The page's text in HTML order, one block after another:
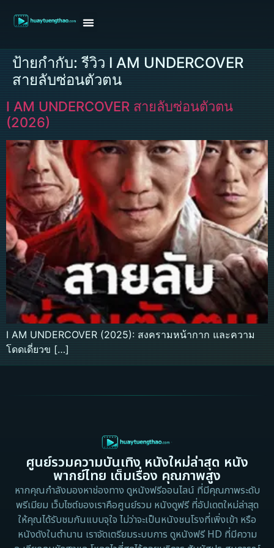
ป้ายกำกับ: รีวิว I AM UNDERCOVER
สายลับซ่อนตัวตน
I AM UNDERCOVER สายลับซ่อนตัวตน
(2026)
I AM UNDERCOVER (2025): สงครามหน้ากาก และความ
โดดเดี่ยวข […]
ศูนย์รวมความบันเทิง หนังใหม่ล่าสุด หนัง
พากย์ไทย เต็มเรื่อง คุณภาพสูง
หากคุณกำลังมองหาช่องทาง ดูหนังฟรีออนไลน์ ที่มีคุณภาพระดับ
พรีเมียม เว็บไซต์ของเราคือศูนย์รวม หนังดูฟรี ที่อัปเดตใหม่ล่าสุด
ให้คุณได้รับชมกันแบบจุใจ ไม่ว่าจะเป็นหนังชนโรงที่เพิ่งเข้า หรือ
หนังดังในตำนาน เราจัดเตรียมระบบการ ดูหนังฟรี HD ที่มีความ